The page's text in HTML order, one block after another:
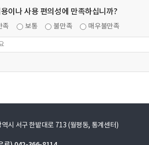
이나 사용 편의성에 만족하십니까?
족 보통 불만족 매우불만족
시 서구 한밭대로 713 (월평동, 통계센터)